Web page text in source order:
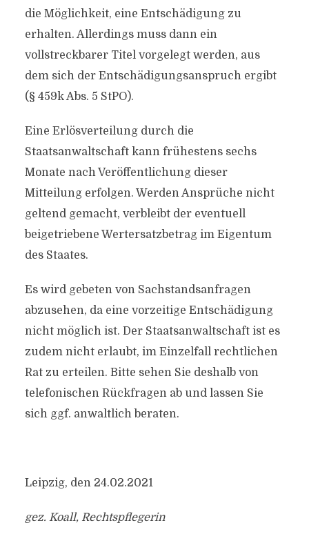
die Möglichkeit, eine Entschädigung zu
erhalten. Allerdings muss dann ein
vollstreckbarer Titel vorgelegt werden, aus
dem sich der Entschädigungsanspruch ergibt
(§ 459k Abs. 5 StPO).
Eine Erlösverteilung durch die
Staatsanwaltschaft kann frühestens sechs
Monate nach Veröffentlichung dieser
Mitteilung erfolgen. Werden Ansprüche nicht
geltend gemacht, verbleibt der eventuell
beigetriebene Wertersatzbetrag im Eigentum
des Staates.
Es wird gebeten von Sachstandsanfragen
abzusehen, da eine vorzeitige Entschädigung
nicht möglich ist. Der Staatsanwaltschaft ist es
zudem nicht erlaubt, im Einzelfall rechtlichen
Rat zu erteilen. Bitte sehen Sie deshalb von
telefonischen Rückfragen ab und lassen Sie
sich ggf. anwaltlich beraten.
Leipzig, den 24.02.2021
gez. Koall, Rechtspflegerin